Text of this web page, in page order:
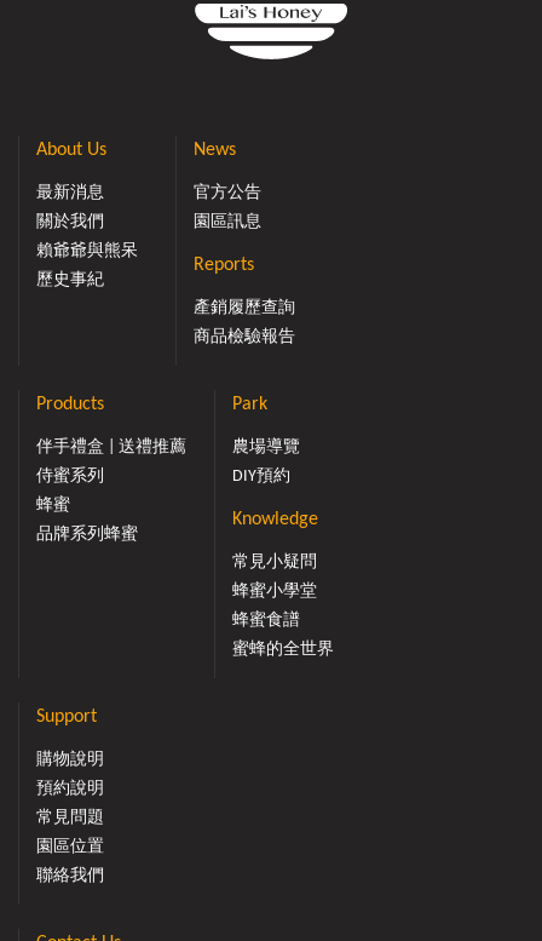
About Us
最新消息
關於我們
賴爺爺與熊呆
歷史事紀
News
官方公告
園區訊息
Reports
產銷履歷查詢
商品檢驗報告
Products
伴手禮盒 | 送禮推薦
侍蜜系列
蜂蜜
品牌系列蜂蜜
Park
農場導覽
DIY預約
Knowledge
常見小疑問
蜂蜜小學堂
蜂蜜食譜
蜜蜂的全世界
Support
購物說明
預約說明
常見問題
園區位置
聯絡我們